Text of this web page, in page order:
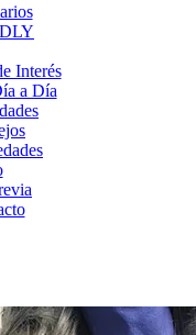
Interés
a Día